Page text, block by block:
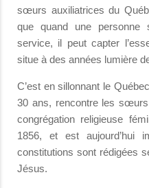
sœurs auxiliatrices du
que quand une personne
service, il peut capter
situe à des années lumière
C’est en sillonnant le
30 ans, rencontre les
congrégation religieuse
1856, et est aujourd’hui
constitutions sont rédigées
Jésus.